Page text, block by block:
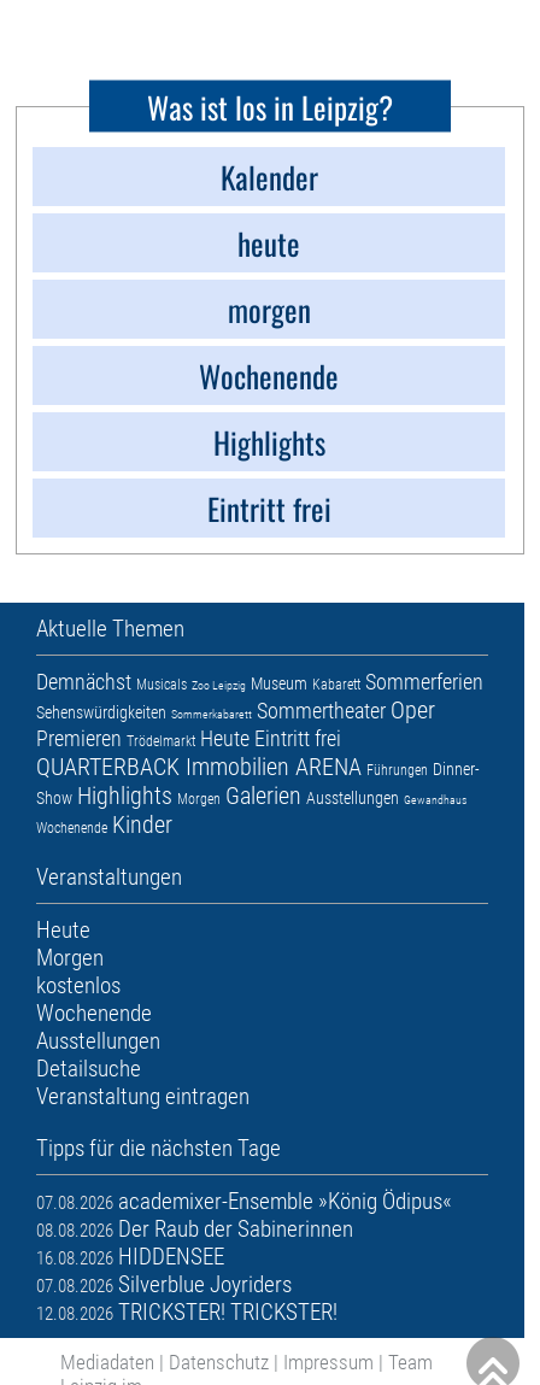
Was ist los in Leipzig?
Kalender
heute
morgen
Wochenende
Highlights
Eintritt frei
Aktuelle Themen
Demnächst Musicals Zoo Leipzig Museum Kabarett Sommerferien
Sehenswürdigkeiten Sommerkabarett Sommertheater Oper
Premieren Trödelmarkt Heute Eintritt frei
QUARTERBACK Immobilien ARENA Führungen Dinner-
Show Highlights Morgen Galerien Ausstellungen Gewandhaus
Wochenende Kinder
Veranstaltungen
Heute
Morgen
kostenlos
Wochenende
Ausstellungen
Detailsuche
Veranstaltung eintragen
Tipps für die nächsten Tage
07.08.2026 academixer-Ensemble »König Ödipus«
08.08.2026 Der Raub der Sabinerinnen
16.08.2026 HIDDENSEE
07.08.2026 Silverblue Joyriders
12.08.2026 TRICKSTER! TRICKSTER!
Mediadaten | Datenschutz | Impressum | Team